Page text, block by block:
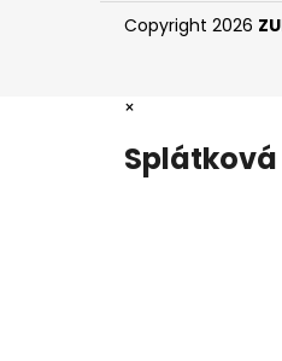
Copyright 2026
×
Splátková